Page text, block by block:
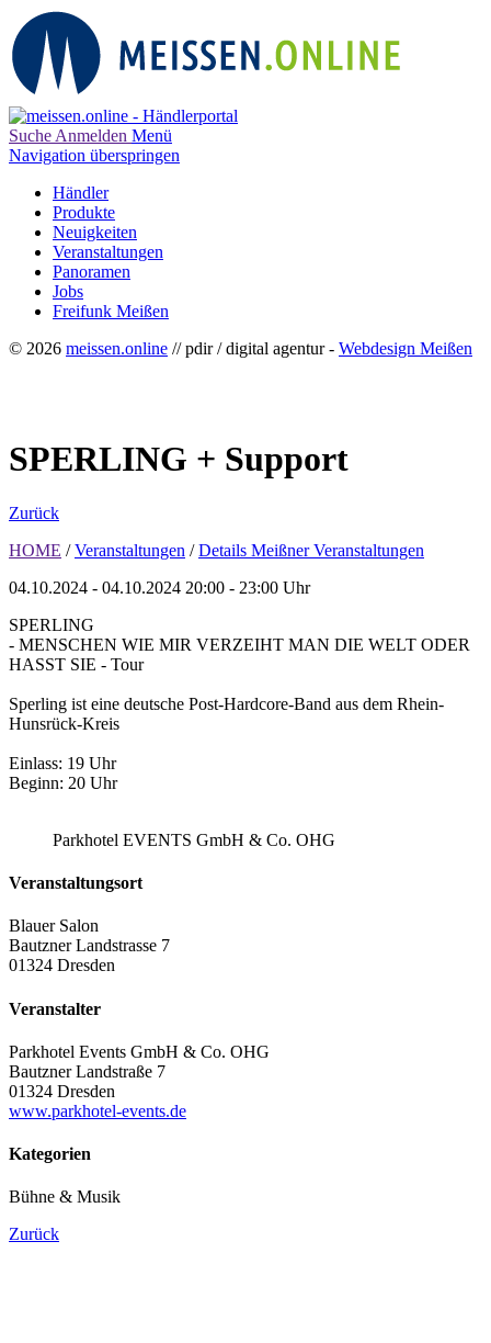
Suche Anmelden Menü
Navigation überspringen
Händler
Produkte
Neuigkeiten
Veranstaltungen
Panoramen
Jobs
Freifunk Meißen
© 2026 meissen.online // pdir / digital agentur - Webdesign Meißen
SPERLING + Support
Zurück
HOME / Veranstaltungen / Details Meißner Veranstaltungen
04.10.2024 - 04.10.2024 20:00 - 23:00 Uhr
SPERLING
- MENSCHEN WIE MIR VERZEIHT MAN DIE WELT ODER
HASST SIE - Tour
Sperling ist eine deutsche Post-Hardcore-Band aus dem Rhein-
Hunsrück-Kreis
Einlass: 19 Uhr
Beginn: 20 Uhr
Parkhotel EVENTS GmbH & Co. OHG
Veranstaltungsort
Blauer Salon
Bautzner Landstrasse 7
01324 Dresden
Veranstalter
Parkhotel Events GmbH & Co. OHG
Bautzner Landstraße 7
01324 Dresden
www.parkhotel-events.de
Kategorien
Bühne & Musik
Zurück